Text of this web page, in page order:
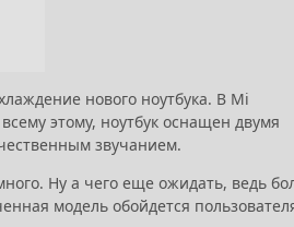
нового ноутбука. В Mi
этому, ноутбук оснащен двумя
звучанием.
Ну а чего еще ожидать, ведь
модель обойдется